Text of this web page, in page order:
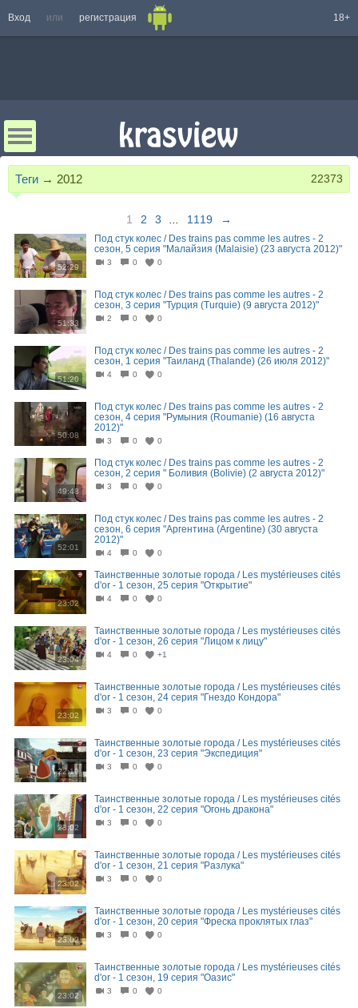
Вход или регистрация 18+
Теги → 2012 22373
1 2 3 1119 →
52:29
Под стук колес / Des trains pas comme les autres - 2
сезон, 5 серия "Малайзия (Malaisie) (23 августа 2012)"
3 0 0
51:33
Под стук колес / Des trains pas comme les autres - 2
сезон, 3 серия "Турция (Turquie) (9 августа 2012)"
2 0 0
51:20
Под стук колес / Des trains pas comme les autres - 2
сезон, 1 серия "Таиланд (Thalande) (26 июля 2012)"
4 0 0
50:08
Под стук колес / Des trains pas comme les autres - 2
сезон, 4 серия "Румыния (Roumanie) (16 августа
2012)"
3 0 0
49:48
Под стук колес / Des trains pas comme les autres - 2
сезон, 2 серия " Боливия (Bolivie) (2 августа 2012)"
3 0 0
52:01
Под стук колес / Des trains pas comme les autres - 2
сезон, 6 серия "Аргентина (Argentine) (30 августа
2012)"
4 0 0
23:02
Таинственные золотые города / Les mystérieuses cités
d'or - 1 сезон, 25 серия "Открытие"
4 0 0
23:04
Таинственные золотые города / Les mystérieuses cités
d'or - 1 сезон, 26 серия "Лицом к лицу"
4 0 +1
23:02
Таинственные золотые города / Les mystérieuses cités
d'or - 1 сезон, 24 серия "Гнездо Кондора"
3 0 0
22:19
Таинственные золотые города / Les mystérieuses cités
d'or - 1 сезон, 23 серия "Экспедиция"
3 0 0
23:02
Таинственные золотые города / Les mystérieuses cités
d'or - 1 сезон, 22 серия "Огонь дракона"
3 0 0
23:02
Таинственные золотые города / Les mystérieuses cités
d'or - 1 сезон, 21 серия "Разлука"
3 0 0
23:02
Таинственные золотые города / Les mystérieuses cités
d'or - 1 сезон, 20 серия "Фреска проклятых глаз"
3 0 0
23:02
Таинственные золотые города / Les mystérieuses cités
d'or - 1 сезон, 19 серия "Оазис"
3 0 0